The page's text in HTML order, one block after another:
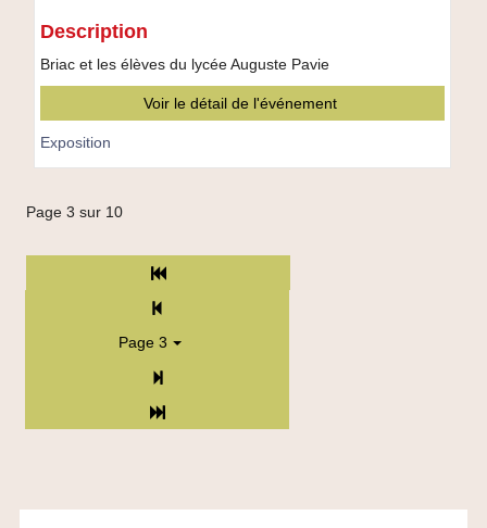
fanzine
"Guingamp
:
Description
Briac et les élèves du lycée Auguste Pavie
Voir le détail de l'événement
Exposition
Page 3 sur 10
Début
Précédent
Page 3
Suivant
Fin